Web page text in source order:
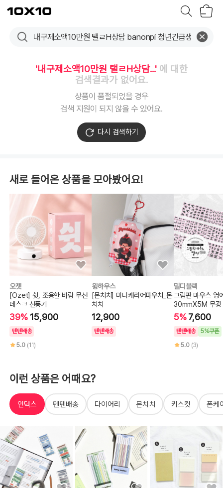
텐
바
'내구제소액10만원 탤ㄹH상담...' 에 대한
검색결과가 없어요.
상품이 품절되었을 경우
검색 지원이 되지 않을 수 있어요.
다시 검색하기
새로 들어온 상품을 모아봤어요!
오젯
[Ozet] 쉿, 조용한 바람 무선
데스크 선풍기
39% 15,900
텐텐배송
5.0 (11)
윙하우스
[몬치치] 미니캐리어파우치_몬
치치
12,900
텐텐배송
밀디블랙
그림판 마우스 영
30mmX5M 무광
프
5%7,600
텐텐배송
5%쿠폰
5.0 (3)
이런 상품은 어때요?
인덱스 텐텐배송 다이어리 몬치치 키스컷 폰케